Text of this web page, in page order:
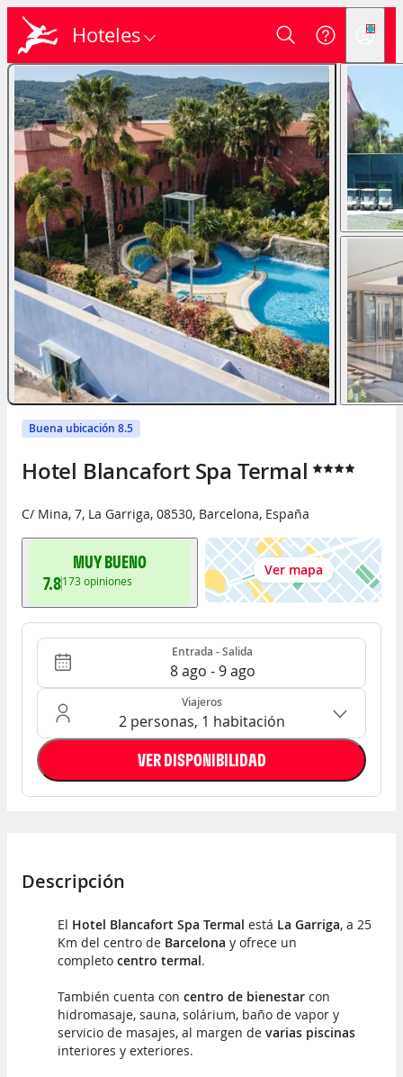
Hoteles
Buena ubicación 8.5
Hotel Blancafort Spa Termal
C/ Mina, 7, La Garriga, 08530, Barcelona, España
MUY BUENO
7.8173 opiniones
Ver mapa
Entrada - Salida Entrada - Salida
8 ago - 9 ago
Ocupación: 2 personas, 1 habitación
Viajeros
2 personas, 1 habitación
VER DISPONIBILIDAD
Descripción
El Hotel Blancafort Spa Termal está La Garriga, a 25
Km del centro de Barcelona y ofrece un
completo centro termal.
También cuenta con centro de bienestar con
hidromasaje, sauna, solárium, baño de vapor y
servicio de masajes, al margen de varias piscinas
interiores y exteriores.